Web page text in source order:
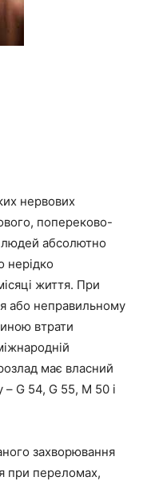
нервових
попереково-
абсолютно
нерідко
життя. При
або неправильному
втрати
має власний
– G 54, G 55, М 50 і
захворювання
при переломах,